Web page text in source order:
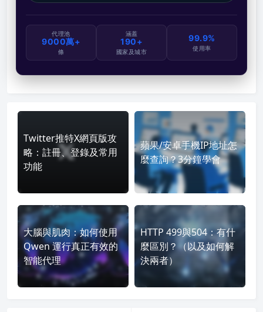
代理池
9000萬+
條
涵蓋
190+
國家及城市
99.9%
使用率
Twitter推特X網頁版攻
略：註冊、登錄及常用
功能
蘋果/安卓手機IP地址怎
麼查詢？3分鐘學會
大腦與肌肉：如何使用
Qwen 運行真正有效的
智能代理
HTTP 499與504：有什
麼區別？（以及如何解
決兩者）